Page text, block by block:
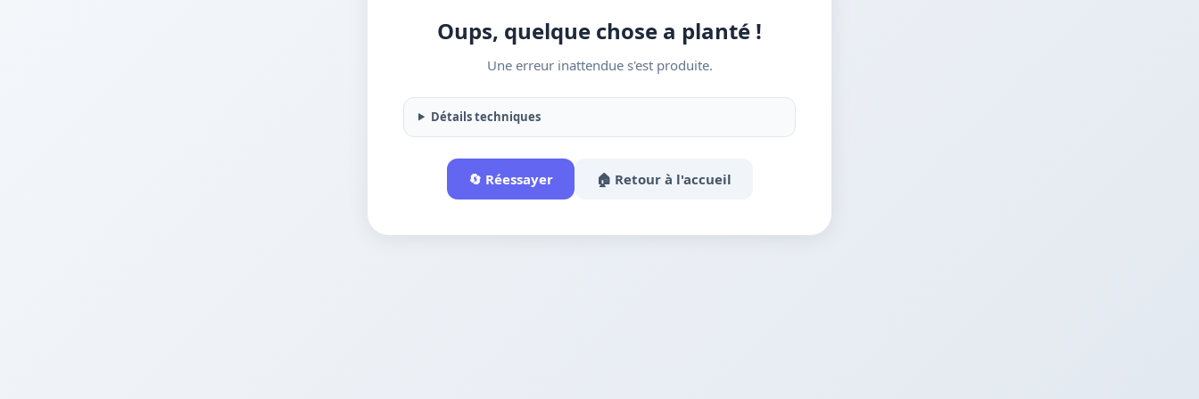
Oups, quelque chose a planté !
Une erreur inattendue s'est produite.
Détails techniques
🔄 Réessayer 🏠 Retour à l'accueil